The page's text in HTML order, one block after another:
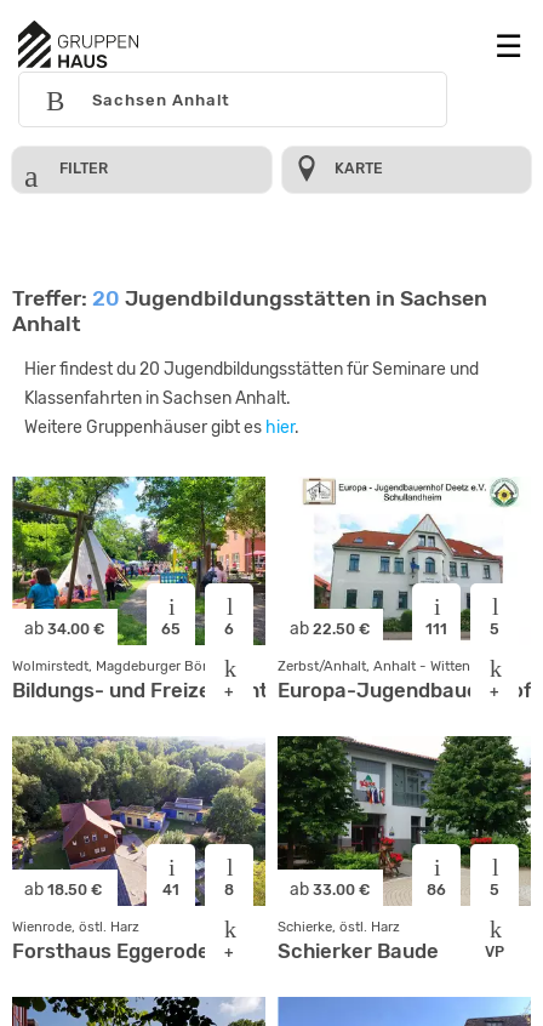
FILTER KARTE
Treffer: 20 Jugendbildungsstätten in Sachsen
Anhalt
Hier findest du 20 Jugendbildungsstätten für Seminare und
Klassenfahrten in Sachsen Anhalt.
Weitere Gruppenhäuser gibt es hier.
ab 34.00 € 65 6
+
Wolmirstedt, Magdeburger Börde
Bildungs- und Freizeitzentrum Wolmirstedt
ab 22.50 € 111 5
+
Zerbst/Anhalt, Anhalt - Wittenberg
Europa-Jugendbauernhof
ab 18.50 € 41 8
+
Wienrode, östl. Harz
Forsthaus Eggerode
ab 33.00 € 86 5
VP
Schierke, östl. Harz
Schierker Baude